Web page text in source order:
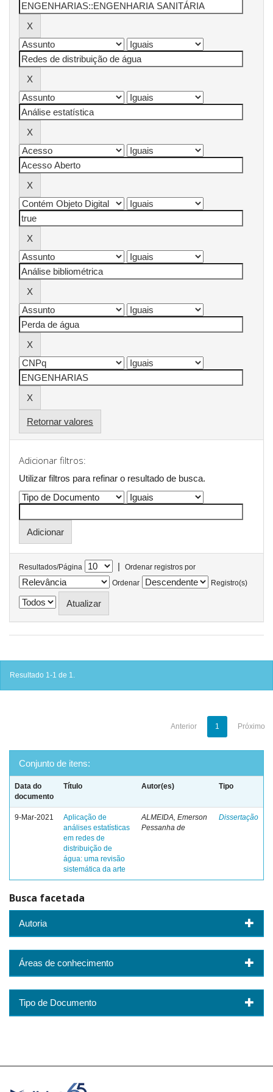
Retornar valores
Adicionar filtros:
Utilizar filtros para refinar o resultado de busca.
Resultados/Página |
Ordenar registros por
Ordenar
Registro(s)
Resultado 1-1 de 1.
Anterior 1 Próximo
Conjunto de itens:
Data do
documento
Título Autor(es) Tipo
9-Mar-2021
Aplicação de
análises estatísticas
em redes de
distribuição de
água: uma revisão
sistemática da arte
ALMEIDA, Emerson
Pessanha de
Dissertação
Busca facetada
Autoria
Áreas de conhecimento
Tipo de Documento